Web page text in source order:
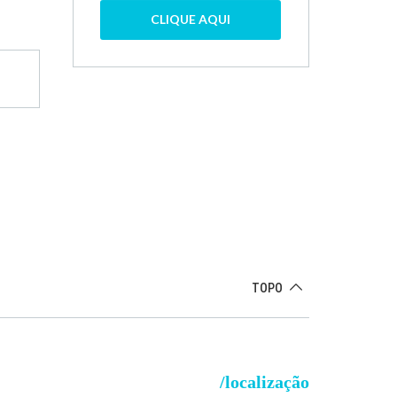
CLIQUE AQUI
TOPO
/localização